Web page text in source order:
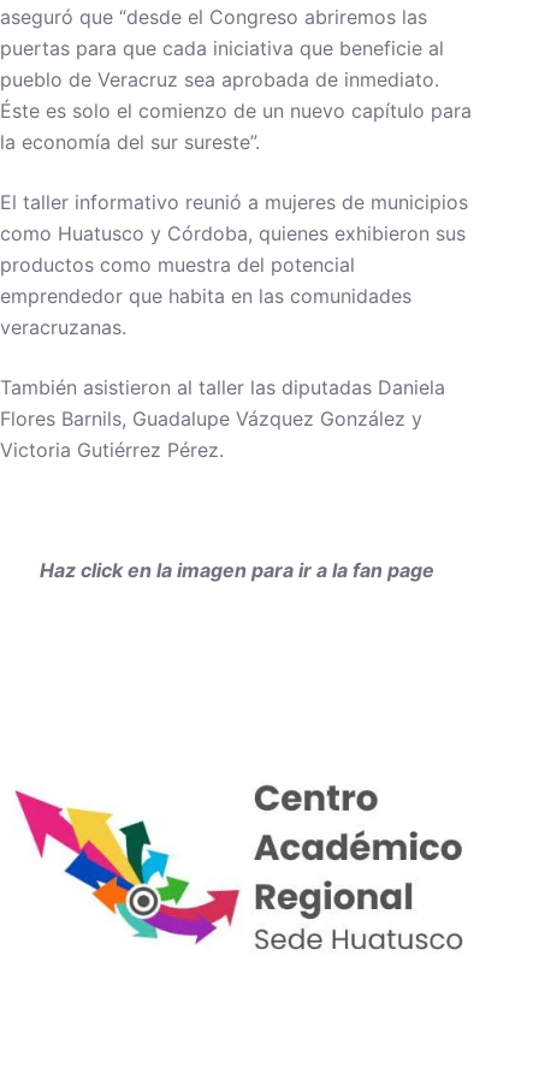
aseguró que “desde el Congreso abriremos las
puertas para que cada iniciativa que beneficie al
pueblo de Veracruz sea aprobada de inmediato.
Éste es solo el comienzo de un nuevo capítulo para
la economía del sur sureste”.
El taller informativo reunió a mujeres de municipios
como Huatusco y Córdoba, quienes exhibieron sus
productos como muestra del potencial
emprendedor que habita en las comunidades
veracruzanas.
También asistieron al taller las diputadas Daniela
Flores Barnils, Guadalupe Vázquez González y
Victoria Gutiérrez Pérez.
Haz click en la imagen para ir a la fan page